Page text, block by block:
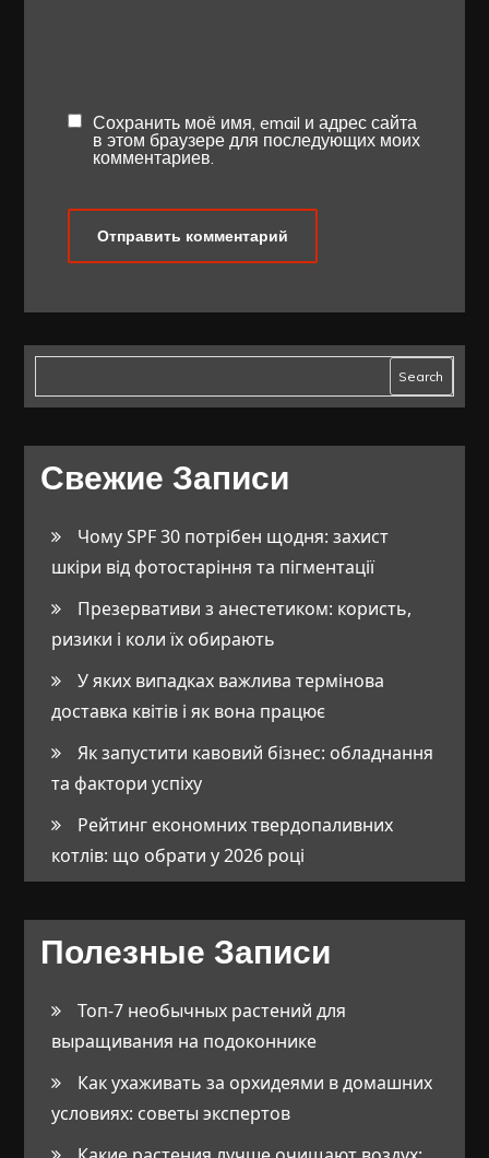
Сохранить моё имя, email и адрес сайта
в этом браузере для последующих моих
комментариев.
Search
Свежие Записи
Чому SPF 30 потрібен щодня: захист
шкіри від фотостаріння та пігментації
Презервативи з анестетиком: користь,
ризики і коли їх обирають
У яких випадках важлива термінова
доставка квітів і як вона працює
Як запустити кавовий бізнес: обладнання
та фактори успіху
Рейтинг економних твердопаливних
котлів: що обрати у 2026 році
Полезные Записи
Топ-7 необычных растений для
выращивания на подоконнике
Как ухаживать за орхидеями в домашних
условиях: советы экспертов